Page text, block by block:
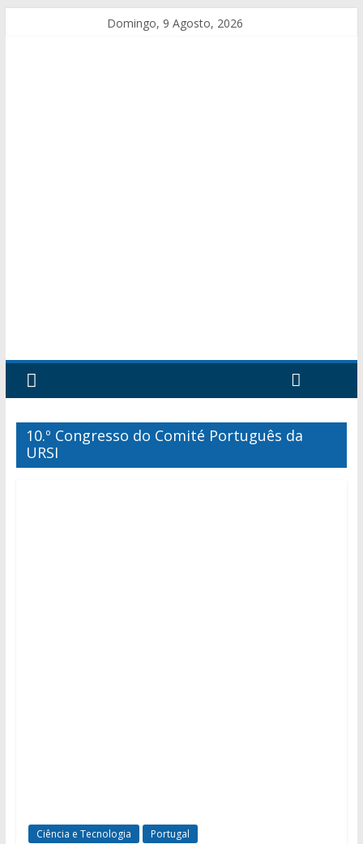
Domingo, 9 Agosto, 2026
10.º Congresso do Comité Português da
URSI
Ciência e Tecnologia Portugal